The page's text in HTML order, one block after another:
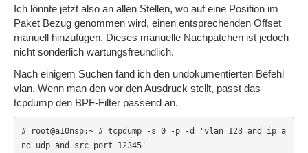
Ich lönnte jetzt also an allen Stellen, wo auf eine Position im
Paket Bezug genommen wird, einen entsprechenden Offset
manuell hinzufügen. Dieses manuelle Nachpatchen ist jedoch
nicht sonderlich wartungsfreundlich.
Nach einigem Suchen fand ich den undokumentierten Befehl
vlan. Wenn man den vor den Ausdruck stellt, passt das
tcpdump den BPF-Filter passend an.
# root@a10nsp:~ # tcpdump -s 0 -p -d 'vlan 123 and ip a
nd udp and src port 12345'